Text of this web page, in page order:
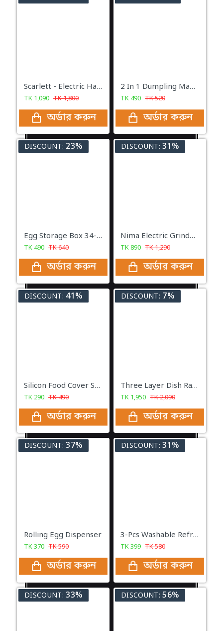
Scarlett - Electric Hand Mixer
TK 1,090 TK1,800
অর্ডার করুন
2 In 1 Dumpling Maker
TK 490 TK520
অর্ডার করুন
DISCOUNT: 23%
Egg Storage Box 34-Grid
TK 490 TK640
অর্ডার করুন
DISCOUNT: 31%
Nima Electric Grinder Stainless Steel Bowl 150W (NM-8300)
TK890 TK1,290
অর্ডার করুন
DISCOUNT: 41%
Silicon Food Cover Set of 6pcs Kitchen Reusable Silicone Pot Cover
TK 290 TK490
অর্ডার করুন
DISCOUNT: 7%
Three Layer Dish Rack Kitchen Rack
TK 1,950 TK2,090
অর্ডার করুন
DISCOUNT: 37%
Rolling Egg Dispenser
TK370 TK590
অর্ডার করুন
DISCOUNT: 31%
3-Pcs Washable Refrigerator Mat
TK399 TK580
অর্ডার করুন
DISCOUNT: 33% DISCOUNT: 56%